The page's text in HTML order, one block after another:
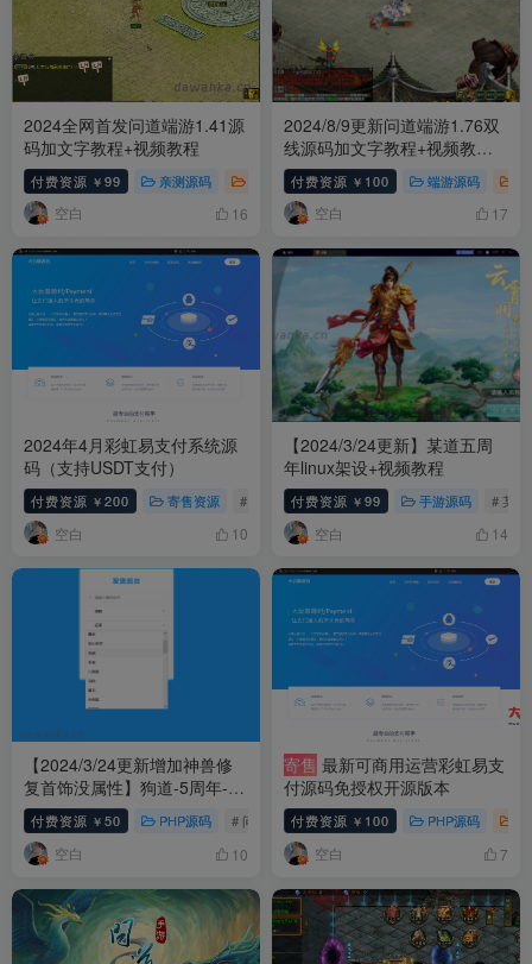
2024全网首发问道端游1.41源
码加文字教程+视频教程
付费资源 ￥ 99 亲测源码 端游源码 问道 # 问道
空白 16
2024/8/9更新问道端游1.76双
线源码加文字教程+视频教程
+最新客户端
付费资源 ￥ 100 端游源码
空白 17
2024年4月彩虹易支付系统源
码（支持USDT支付）
付费资源 ￥ 200 寄售资源 # 易支付
空白 10
【2024/3/24更新】某道五周
年linux架设+视频教程
付费资源 ￥ 99 手游源码 # 某道
空白 14
【2024/3/24更新增加神兽修
复首饰没属性】狗道-5周年-
php网页邮件发货
付费资源 ￥ 50 PHP源码 # 问道 # 发货
空白 10
寄售 最新可商用运营彩虹易支
付源码免授权开源版本
付费资源 ￥ 100 PHP源码
空白 7